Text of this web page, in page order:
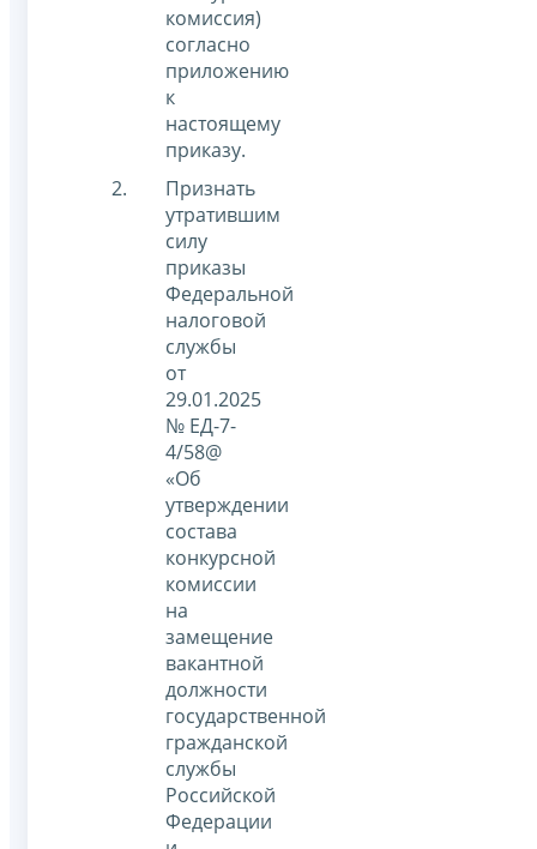
комиссия)
согласно
приложению
к
настоящему
приказу.
Признать
утратившим
силу
приказы
Федеральной
налоговой
службы
от
29.01.2025
№ ЕД-7-
4/58@
«Об
утверждении
состава
конкурсной
комиссии
на
замещение
вакантной
должности
государственной
гражданской
службы
Российской
Федерации